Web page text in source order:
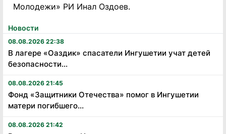
Новости
08.08.2026 22:38
В лагере «Оаздик» спасатели Ингушетии учат детей
безопасности...
08.08.2026 21:45
Фонд «Защитники Отечества» помог в Ингушетии
матери погибшего...
08.08.2026 21:42
Молодежи» РИ Инал Оздоев.